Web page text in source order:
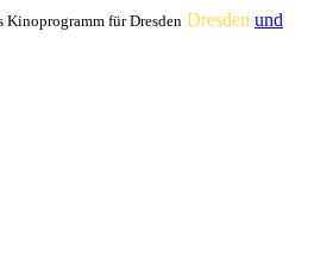
Kinoprogramm für Dresden Dresden und